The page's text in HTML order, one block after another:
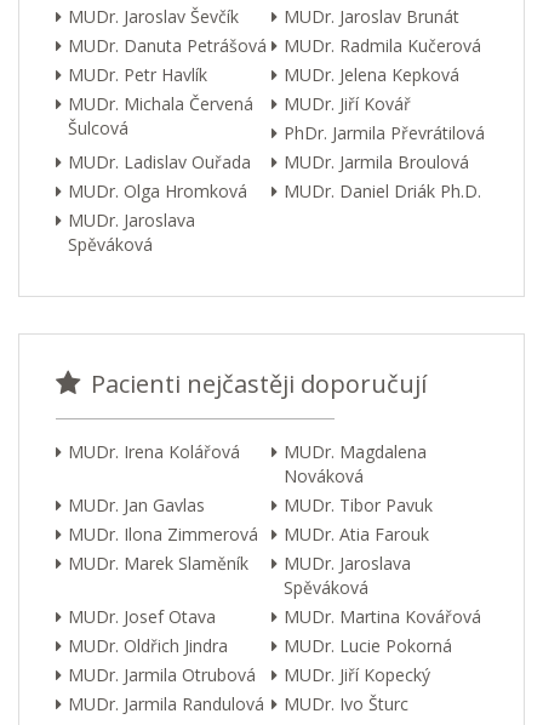
MUDr. Jaroslav Ševčík
MUDr. Jaroslav Brunát
MUDr. Danuta Petrášová
MUDr. Radmila Kučerová
MUDr. Petr Havlík
MUDr. Jelena Kepková
MUDr. Michala Červená
Šulcová
MUDr. Jiří Kovář
PhDr. Jarmila Převrátilová
MUDr. Ladislav Ouřada
MUDr. Jarmila Broulová
MUDr. Olga Hromková
MUDr. Daniel Driák Ph.D.
MUDr. Jaroslava
Spěváková
Pacienti nejčastěji doporučují
MUDr. Irena Kolářová
MUDr. Magdalena
Nováková
MUDr. Jan Gavlas
MUDr. Tibor Pavuk
MUDr. Ilona Zimmerová
MUDr. Atia Farouk
MUDr. Marek Slaměník
MUDr. Jaroslava
Spěváková
MUDr. Josef Otava
MUDr. Martina Kovářová
MUDr. Oldřich Jindra
MUDr. Lucie Pokorná
MUDr. Jarmila Otrubová
MUDr. Jiří Kopecký
MUDr. Jarmila Randulová
MUDr. Ivo Šturc